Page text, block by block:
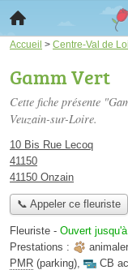
Accueil > Centre-Val de
Gamm Vert
Cette fiche présente
Veuzain-sur-Loire.
10 Bis Rue Lecoq
41150
41150 Onzain
📞 Appeler ce fleuriste
Fleuriste - Ouvert
Prestations :
PMR (parking), CB